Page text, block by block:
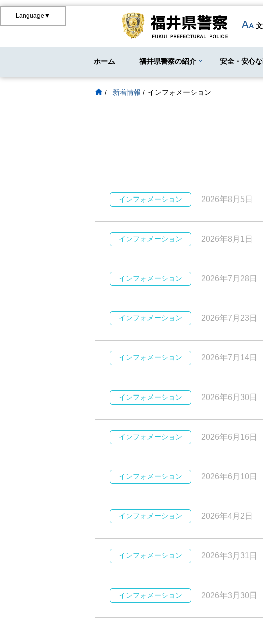
Language▼
文
ホーム 福井県警察の紹介 安全・安心
/ 新着情報 / インフォメーション
インフォメーション 2026年8月5日
インフォメーション 2026年8月1日
インフォメーション 2026年7月28日
インフォメーション 2026年7月23日
インフォメーション 2026年7月14日
インフォメーション 2026年6月30日
インフォメーション 2026年6月16日
インフォメーション 2026年6月10日
インフォメーション 2026年4月2日
インフォメーション 2026年3月31日
インフォメーション 2026年3月30日